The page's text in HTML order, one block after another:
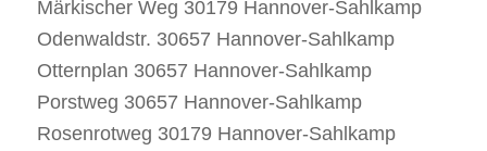
Märkischer Weg 30179 Hannover-Sahlkamp
Odenwaldstr. 30657 Hannover-Sahlkamp
Otternplan 30657 Hannover-Sahlkamp
Porstweg 30657 Hannover-Sahlkamp
Rosenrotweg 30179 Hannover-Sahlkamp